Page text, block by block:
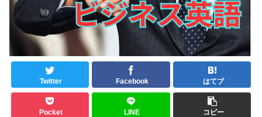
Twitter Facebook はてブ
Pocket LINE コピー